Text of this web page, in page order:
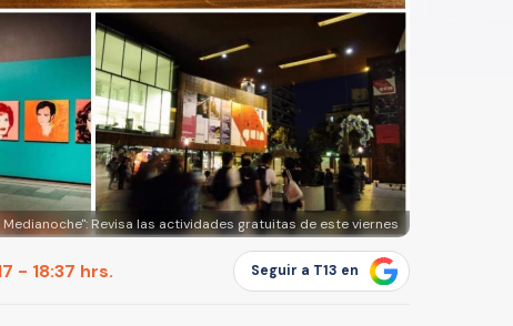
Medianoche": Revisa las actividades gratuitas de este viernes
- 18:37 hrs. Seguir a T13 en